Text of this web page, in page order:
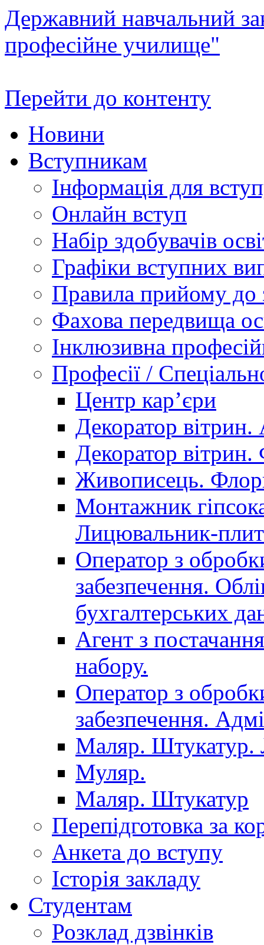
Державний навчальний
професійне училище"
Перейти до контенту
Новини
Вступникам
Інформація для
Онлайн вступ
Набір здобувачів
Графіки вступних
Правила прийому до
Фахова передвища
Інклюзивна
Професії /
Центр кар’єри
Декоратор вітрин.
Декоратор вітрин.
Живописець.
Монтажник
Лицювальник-
Оператор з
забезпечення.
бухгалтерських
Агент з
набору.
Оператор з
забезпечення.
Маляр. Штукатур.
Муляр.
Маляр. Штукатур
Перепідготовка за
Анкета до вступу
Історія закладу
Студентам
Розклад дзвінків